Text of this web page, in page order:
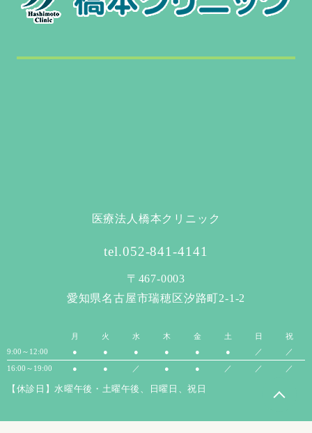
医療法人橋本クリニック
tel.052-841-4141
〒467-0003
愛知県名古屋市瑞穂区汐路町2-1-2
月 火 水 木 金 土 日
祝
9:00～12:00
● ● ● ● ● ● ／
／
16:00～19:00
● ● ／ ● ● ／ ／ ／
【休診日】水曜午後・土曜午後、日曜日、祝日